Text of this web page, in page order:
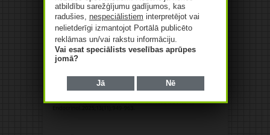
atbildību sarežģījumu gadījumos, kas
radušies, nespeciālistiem interpretējot vai
nelietderīgi izmantojot Portālā publicēto
reklāmas un/vai rakstu informāciju.
Vai esat speciālists veselības aprūpes
jomā?
Jā Nē